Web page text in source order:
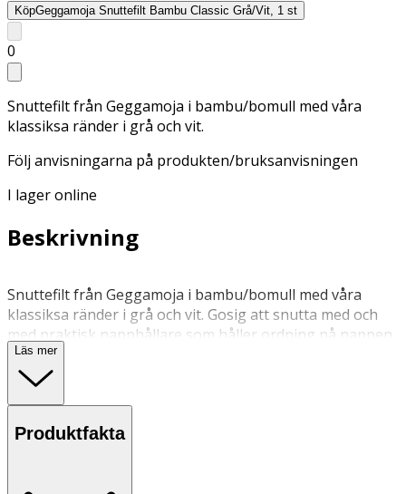
KöpGeggamoja Snuttefilt Bambu Classic Grå/Vit, 1 st
0
Snuttefilt från Geggamoja i bambu/bomull med våra
klassiksa ränder i grå och vit.
Följ anvisningarna på produkten/bruksanvisningen
I lager online
Beskrivning
Snuttefilt från Geggamoja i bambu/bomull med våra
klassiksa ränder i grå och vit. Gosig att snutta med och
med praktisk napphållare som håller ordning på nappen.
Kantad med overlocksöm. Storlek: 40x40 cm.
Följ anvisningarna på produkten/bruksanvisningen
Läs mer
Produktfakta